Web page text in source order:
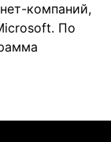
компаний,
По